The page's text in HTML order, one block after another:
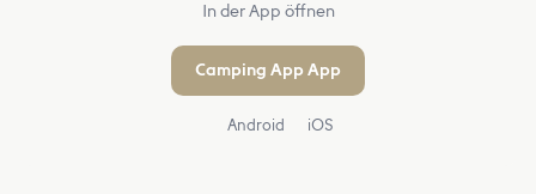
In der App öffnen
Camping App App
Android iOS